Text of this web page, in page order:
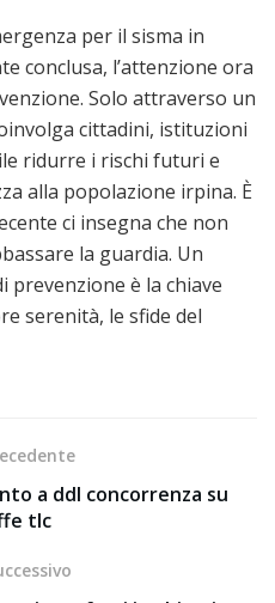
per il sisma in
conclusa, l’attenzione ora
Solo attraverso un
cittadini, istituzioni
ridurre i rischi futuri e
alla popolazione irpina. È
ci insegna che non
la guardia. Un
è la chiave
serenità, le sfide del
a ddl concorrenza su
tlc